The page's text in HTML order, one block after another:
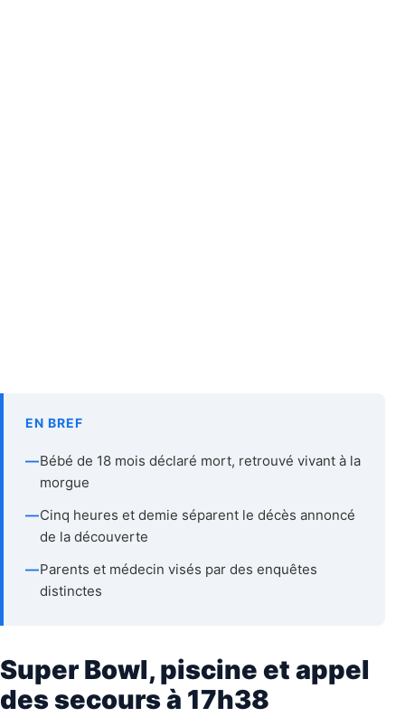
EN BREF
—Bébé de 18 mois déclaré mort, retrouvé vivant à la
morgue
—Cinq heures et demie séparent le décès annoncé
de la découverte
—Parents et médecin visés par des enquêtes
distinctes
Super Bowl, piscine et appel
des secours à 17h38